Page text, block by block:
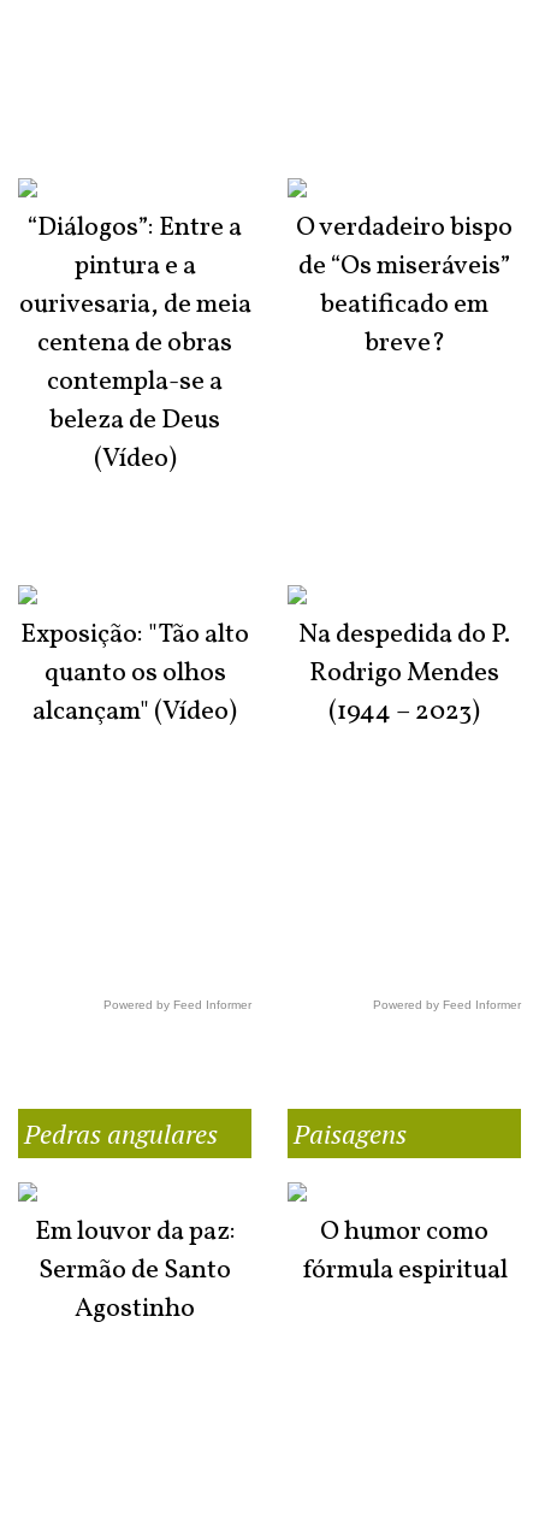
“Diálogos”: Entre a
pintura e a
ourivesaria, de meia
centena de obras
contempla-se a
beleza de Deus
(Vídeo)
Exposição: "Tão alto
quanto os olhos
alcançam" (Vídeo)
Powered by Feed Informer
O verdadeiro bispo
de “Os miseráveis”
beatificado em
breve?
Na despedida do P.
Rodrigo Mendes
(1944 – 2023)
Powered by Feed Informer
Pedras angulares
Em louvor da paz:
Sermão de Santo
Agostinho
Paisagens
O humor como
fórmula espiritual